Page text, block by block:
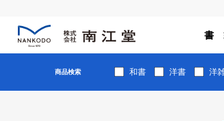
書
商品検索 和書 洋書 洋